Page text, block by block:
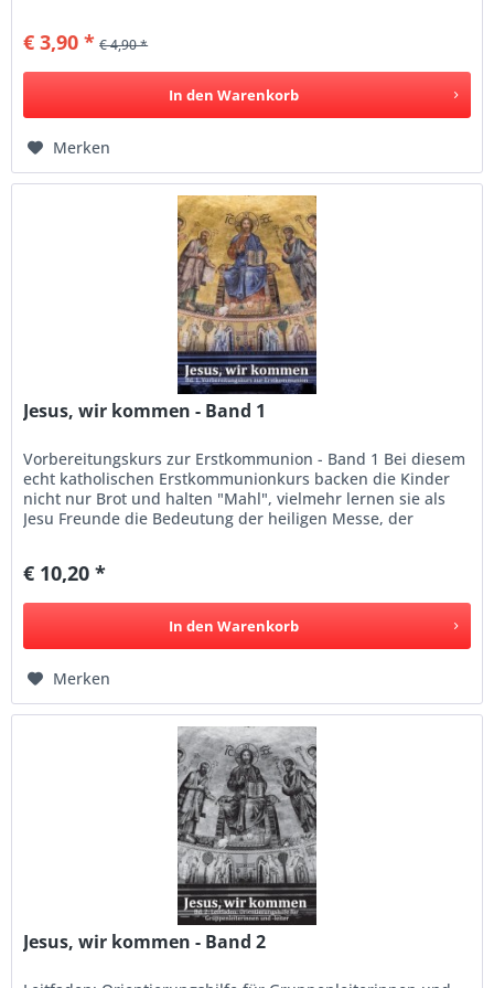
€ 3,90 * € 4,90 *
In den Warenkorb
Merken
Jesus, wir kommen - Band 1
Vorbereitungskurs zur Erstkommunion - Band 1 Bei diesem
echt katholischen Erstkommunionkurs backen die Kinder
nicht nur Brot und halten "Mahl", vielmehr lernen sie als
Jesu Freunde die Bedeutung der heiligen Messe, der
€ 10,20 *
In den Warenkorb
Merken
Jesus, wir kommen - Band 2